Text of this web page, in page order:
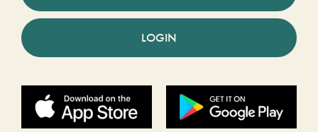
LOGIN